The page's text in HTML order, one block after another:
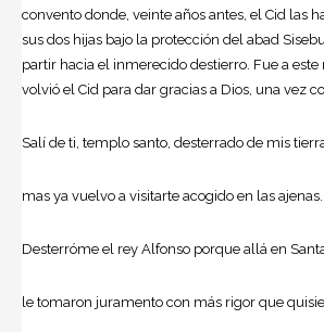
convento donde, veinte años antes, el Cid las
sus dos hijas bajo la protección del abad
partir hacia el inmerecido destierro. Fue a
volvió el Cid para dar gracias a Dios, una vez
Salí de ti, templo santo, desterrado de mis
mas ya vuelvo a visitarte acogido en las ajenas.
Desterróme el rey Alfonso porque allá en
le tomaron juramento con más rigor que